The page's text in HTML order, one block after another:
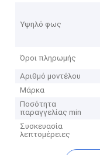
Υψηλό φως
Όροι πληρωμής
Αριθμό μοντέλου
Μάρκα
Ποσότητα
παραγγελίας min
Συσκευασία
λεπτομέρειες